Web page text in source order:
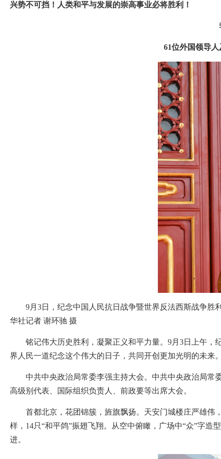
兴势不可挡！人类和平与发展的崇高事业必将胜利！
61位外国领导
9月3日，纪念中国人民抗日战争暨世界反法西斯战争
华社记者 谢环驰 摄
铭记伟大历史胜利，凝聚正义和平力量。9月3日上午，
界人民一道纪念这个伟大的日子，共同开创更加光明的未
中共中央政治局常委李强主持大会。中共中央政治局常
高级别代表、国际组织负责人、前政要等出席大会。
首都北京，花团锦簇，旌旗飘扬。天安门城楼庄严雄伟，
样，14只“和平鸽”振翅飞翔。从空中俯瞰，广场中“众”字
进。